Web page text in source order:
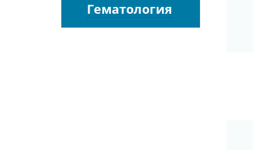
Гематология